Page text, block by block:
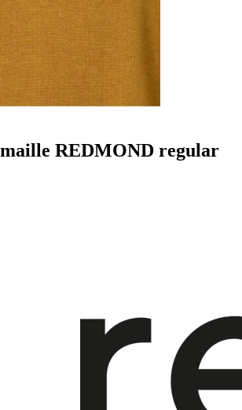
REDMOND regular